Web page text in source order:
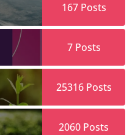
167Posts
7Posts
25316Posts
2060 Posts